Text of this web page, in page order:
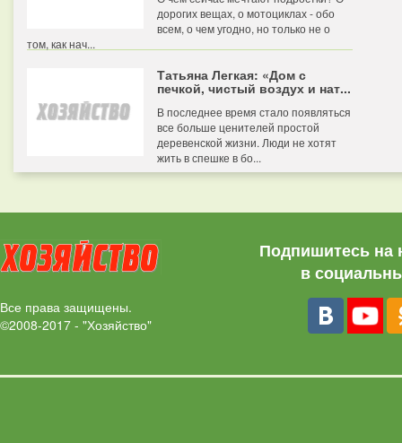
дорогих вещах, о мотоциклах - обо
всем, о чем угодно, но только не о
том, как нач...
Татьяна Легкая: «Дом с
печкой, чистый воздух и нат...
В последнее время стало появляться
все больше ценителей простой
деревенской жизни. Люди не хотят
жить в спешке в бо...
Все права защищены.
©2008-2017 - "Хозяйство"
Подпишитесь на
в